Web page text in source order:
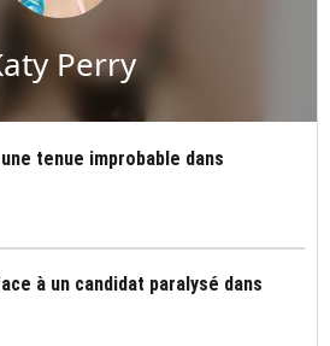
Perry
tenue improbable dans
à un candidat paralysé dans